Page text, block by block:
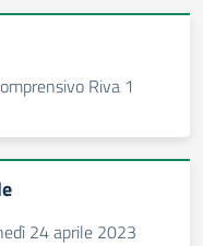
Riva 1
24 aprile 2023